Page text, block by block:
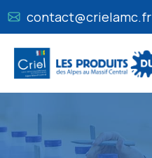
contact@crielamc.fr